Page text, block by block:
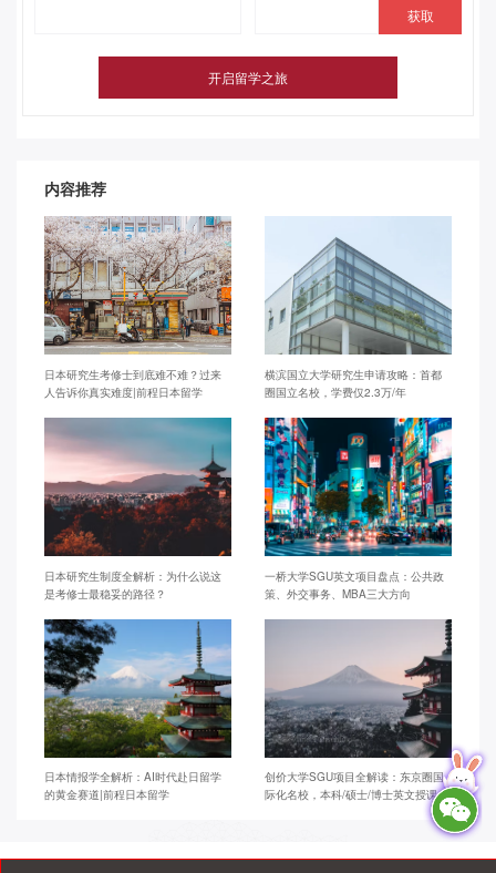
内容推荐
日本研究生考修士到底难不难？过来
人告诉你真实难度|前程日本留学
横滨国立大学研究生申请攻略：首都
圈国立名校，学费仅2.3万/年
日本研究生制度全解析：为什么说这
是考修士最稳妥的路径？
一桥大学SGU英文项目盘点：公共政
策、外交事务、MBA三大方向
日本情报学全解析：AI时代赴日留学
的黄金赛道|前程日本留学
创价大学SGU项目全解读：东京圈国
际化名校，本科/硕士/博士英文授课